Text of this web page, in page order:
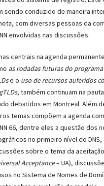
sendo conduzido de maneira
com diversas pessoas da
envolvidas nas discussões.
centrais na agenda permanente
as rodadas futuras do
e o uso de recursos auferidos
, também continuam na
debatidos em Montreal. Além
temas compõem a agenda
66, dentre eles a questão dos
no primeiro nível do DNS,
sobre o tema da
Acceptance– UA),
no Sistema de Nomes de